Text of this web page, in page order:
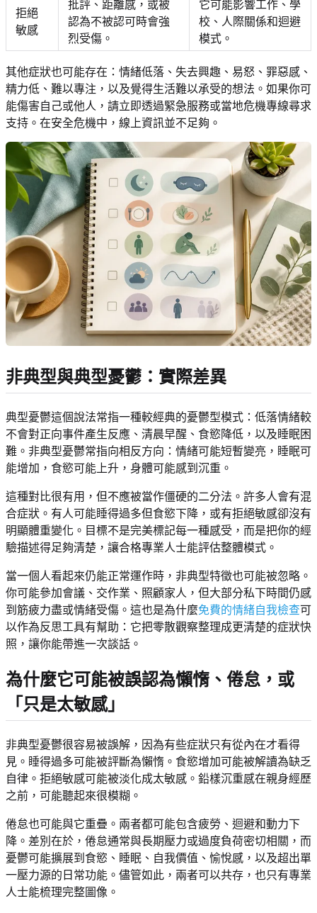
拒絕
敏感
批評、距離感，或被
認為不被認可時會強
烈受傷。
它可能影響工作、學
校、人際關係和迴避
模式。
其他症狀也可能存在：情緒低落、失去興趣、易怒、罪惡感、
精力低、難以專注，以及覺得生活難以承受的想法。如果你可
能傷害自己或他人，請立即透過緊急服務或當地危機專線尋求
支持。在安全危機中，線上資訊並不足夠。
非典型與典型憂鬱：實際差異
典型憂鬱這個說法常指一種較經典的憂鬱型模式：低落情緒較
不會對正向事件產生反應、清晨早醒、食慾降低，以及睡眠困
難。非典型憂鬱常指向相反方向：情緒可能短暫變亮，睡眠可
能增加，食慾可能上升，身體可能感到沉重。
這種對比很有用，但不應被當作僵硬的二分法。許多人會有混
合症狀。有人可能睡得過多但食慾下降，或有拒絕敏感卻沒有
明顯體重變化。目標不是完美標記每一種感受，而是把你的經
驗描述得足夠清楚，讓合格專業人士能評估整體模式。
當一個人看起來仍能正常運作時，非典型特徵也可能被忽略。
你可能參加會議、交作業、照顧家人，但大部分私下時間仍感
到筋疲力盡或情緒受傷。這也是為什麼免費的情緒自我檢查可
以作為反思工具有幫助：它把零散觀察整理成更清楚的症狀快
照，讓你能帶進一次談話。
為什麼它可能被誤認為懶惰、倦怠，或
「只是太敏感」
非典型憂鬱很容易被誤解，因為有些症狀只有從內在才看得
見。睡得過多可能被評斷為懶惰。食慾增加可能被解讀為缺乏
自律。拒絕敏感可能被淡化成太敏感。鉛樣沉重感在親身經歷
之前，可能聽起來很模糊。
倦怠也可能與它重疊。兩者都可能包含疲勞、迴避和動力下
降。差別在於，倦怠通常與長期壓力或過度負荷密切相關，而
憂鬱可能擴展到食慾、睡眠、自我價值、愉悅感，以及超出單
一壓力源的日常功能。儘管如此，兩者可以共存，也只有專業
人士能梳理完整圖像。